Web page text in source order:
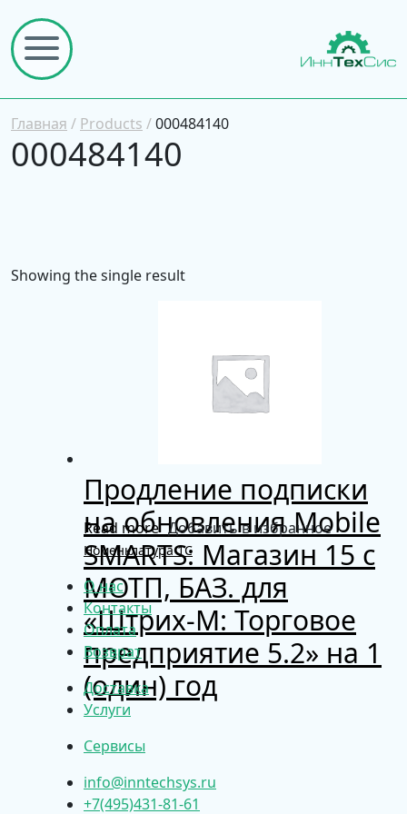
Главная / Products /000484140
000484140
Showing the single result
Продление подписки
на обновления Mobile
SMARTS: Магазин 15 с
МОТП, БАЗ. для
«Штрих-М: Торговое
предприятие 5.2» на 1
(один) год
Read more Добавить в избранное
Номенклатура 1С
О нас
Контакты
Оплата
Возврат
Доставка
Услуги
Сервисы
info@inntechsys.ru
+7(495)431-81-61